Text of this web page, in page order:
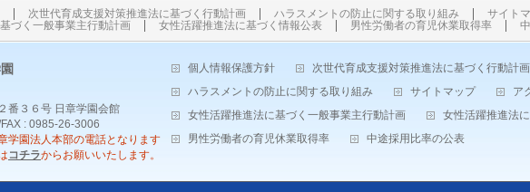
次世代育成支援対策推進法に基づく行動計画 ハラスメントの防止に関する取り組み サイト
づく一般事業主行動計画
女性活躍推進法に基づく情報公表 男性労働者の育児休業取得率
番３６号 日章学園会館
: 0985-26-3006
学園法人本部の電話となります
コチラからお願いいたします。
個人情報保護方針
次世代育成支援対策推進法に基づく行動計画
ハラスメントの防止に関する取り組み
サイトマップ
ア
女性活躍推進法に基づく一般事業主行動計画
女性活躍推進法
男性労働者の育児休業取得率
中途採用比率の公表